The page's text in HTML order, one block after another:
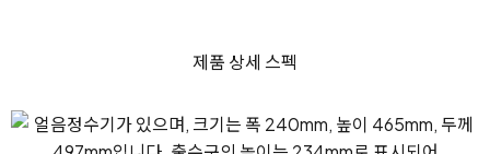
제품 상세 스펙